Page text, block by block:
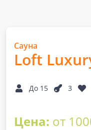
Сауна
Loft
До 15 3
Цена: от